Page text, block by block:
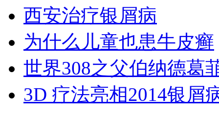
西安治疗银屑病
为什么儿童也患牛皮癣
世界308之父伯纳德葛
3D 疗法亮相2014银屑